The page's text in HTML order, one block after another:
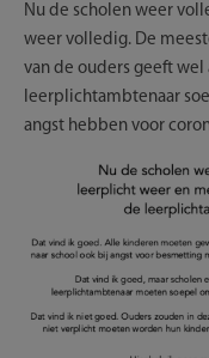
Nu de scholen weer
weer volledig. De
van de ouders geeft wel
leerplichtambtenaar
angst hebben voor